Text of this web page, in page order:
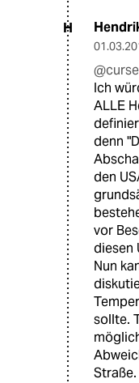
H
Ich
ALLE
denn
den
vor
diesen
Nun
sollte.
Straße.